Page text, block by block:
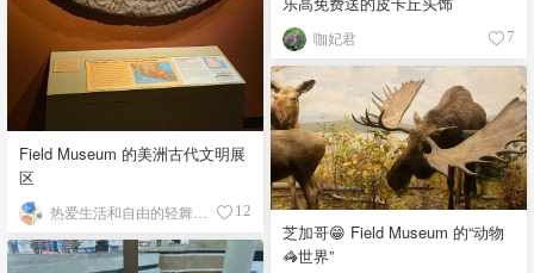
咖妃君 7
Field Museum 的美洲古代文明展
区
12
芝加哥😁 Field Museum 的“动物
🦓世界”